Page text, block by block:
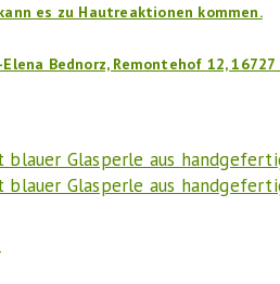
es zu Hautreaktionen kommen.
Bednorz, Remontehof 12,